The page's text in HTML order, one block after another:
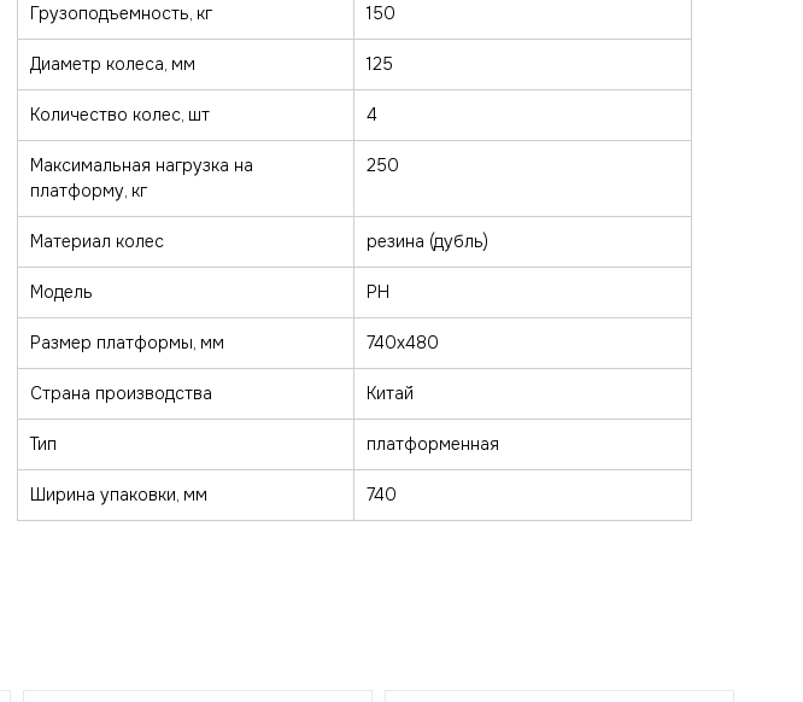
Грузоподъемность, кг 150
Диаметр колеса, мм 125
Количество колес, шт 4
Максимальная нагрузка на
платформу, кг
250
Материал колес резина (дубль)
Модель PH
Размер платформы, мм 740х480
Страна производства Китай
Тип платформенная
Ширина упаковки, мм 740